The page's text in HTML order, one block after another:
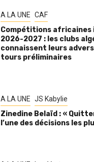
A LA UNE CAF
Compétitions
2026-2027 : les clubs
connaissent leurs
tours préliminaires
A LA UNE JS Kabylie
Zinedine Belaïd : «
l’une des décisions les